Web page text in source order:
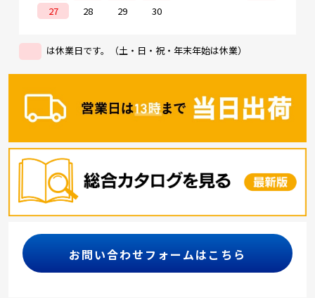
27
28 29 30
は休業日です。（土・日・祝・年末年始は休業）
お問い合わせフォームはこちら